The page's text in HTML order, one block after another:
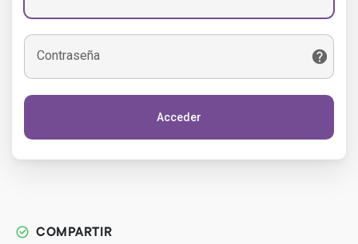
Contraseña
Acceder
COMPARTIR